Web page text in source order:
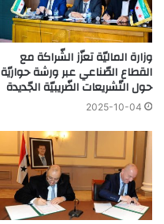
وزارة الماليّة تعزّز الشّراكة مع
القطاع الصّناعي عبر ورشة حواريّة
حول التّشريعات الضّريبيّة الجّديدة
2025-10-04